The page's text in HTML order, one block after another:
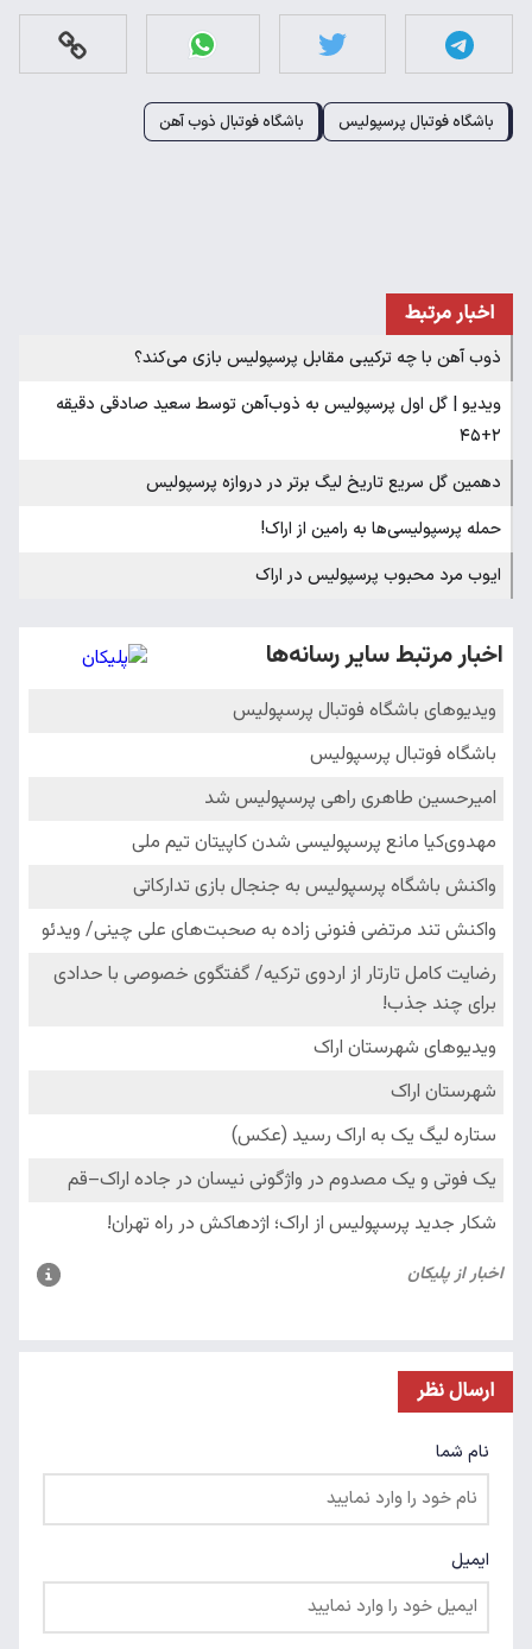
باشگاه فوتبال پرسپولیس باشگاه فوتبال ذوب آهن
اخبار مرتبط
ذوب آهن با چه ترکیبی مقابل پرسپولیس بازی می‌کند؟
ویدیو | گل اول پرسپولیس به ذوب‌آهن توسط سعید صادقی دقیقه
۲+۴۵
دهمین گل سریع تاریخ لیگ برتر در دروازه پرسپولیس
حمله پرسپولیسی‌ها به رامین از اراک!
ایوب مرد محبوب پرسپولیس در اراک
ارسال نظر
نام شما
ایمیل